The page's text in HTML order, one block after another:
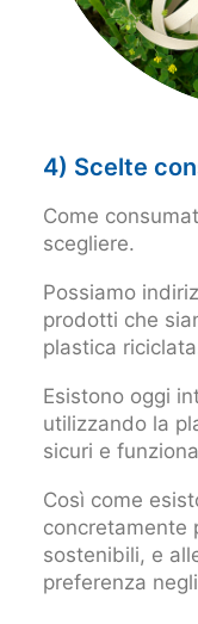
4) Scelte
Come
scegliere.
Possiamo
prodotti che
plastica
Esistono oggi
utilizzando la
sicuri e
Così come
concretamente
sostenibili, e
preferenza